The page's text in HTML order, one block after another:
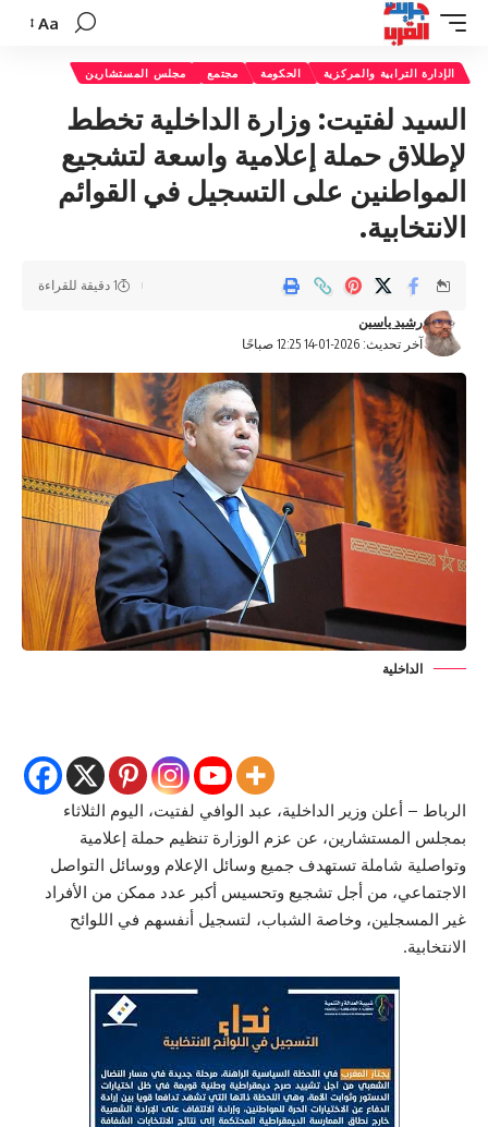
تغيير
Aa
الإدارة الترابية والمركزية الحكومة مجتمع مجلس المستشارين
السيد لفتيت: وزارة الداخلية تخطط
لإطلاق حملة إعلامية واسعة لتشجيع
المواطنين على التسجيل في القوائم
الانتخابية.
آخر تحديث: 2026-01-14 12:25 صباحًا
رشيد ياسين
1 دقيقة للقراءة
الداخلية
الرباط – أعلن وزير الداخلية، عبد الوافي لفتيت، اليوم الثلاثاء
بمجلس المستشارين، عن عزم الوزارة تنظيم حملة إعلامية
وتواصلية شاملة تستهدف جميع وسائل الإعلام ووسائل التواصل
الاجتماعي، من أجل تشجيع وتحسيس أكبر عدد ممكن من الأفراد
غير المسجلين، وخاصة الشباب، لتسجيل أنفسهم في اللوائح
الانتخابية.